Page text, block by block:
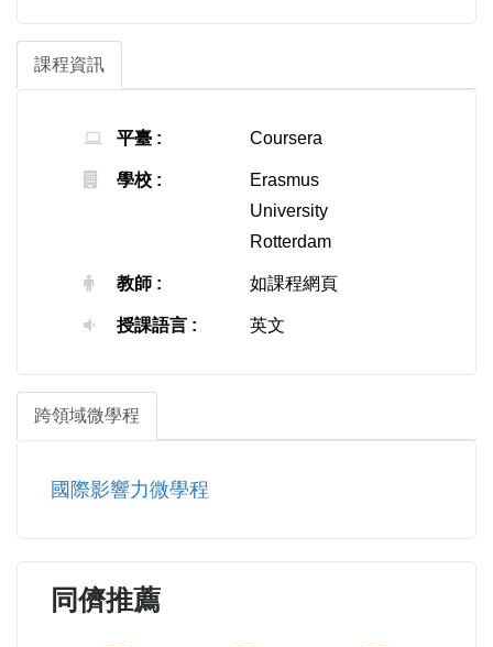
課程資訊
平臺 : Coursera
學校 :
Erasmus
University
Rotterdam
教師 : 如課程網頁
授課語言 : 英文
跨領域微學程
國際影響力微學程
同儕推薦